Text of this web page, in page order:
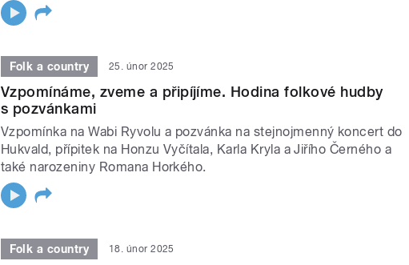
Folk a country 25. únor 2025
Vzpomínáme, zveme a připíjíme. Hodina folkové hudby
s pozvánkami
Vzpomínka na Wabi Ryvolu a pozvánka na stejnojmenný koncert do
Hukvald, přípitek na Honzu Vyčítala, Karla Kryla a Jiřího Černého a
také narozeniny Romana Horkého.
Folk a country 18. únor 2025